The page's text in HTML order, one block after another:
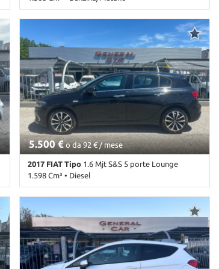
di parcheggio anteriori • Sensori di parcheggio
posteriori • Servosterzo • Specchietti laterali
elettrici • Start/Stop Automatico • Telecamera
per parcheggio assistito • Touch screen • USB •
Vivavoce • Volante in pelle • Volante
multifunzione
115.000 Km • Cambio Manuale (5) • Bianco
Passeggero • Alzacristalli elettrici • Autoradio •
Bracciolo • Cerchioni in acciaio • Chiusura
centralizzata telecomandata • Climatizzatore •
Controllo trazione • ESP • Immobilizzatore
elettronico • Porta scorrevole • Servosterzo •
Specchietti laterali elettrici
5.500 €o da 92 € / mese
2017 FIAT Tipo 1.6 Mjt S&S 5 porte Lounge
1.598 Cm³ • Diesel
228.000 Km • Cambio Manuale (6) • Nero
metallizzato • 5 Porte • ABS • Airbag • Airbag
laterali • Airbag Passeggero • Alzacristalli
elettrici • Autoradio • Bluetooth •
Boardcomputer • Bracciolo • Cerchi in lega •
Chiusura centralizzata telecomandata •
Climatizzatore • Controllo automatico clima •